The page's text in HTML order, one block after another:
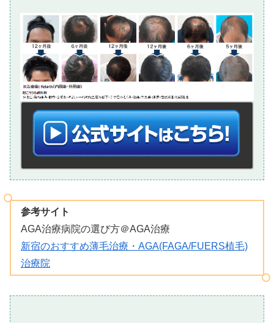
参考サイト
AGA治療病院の選び方＠AGA治療
新宿のおすすめ薄毛治療・AGA(FAGA/FUERS植毛)
治療院